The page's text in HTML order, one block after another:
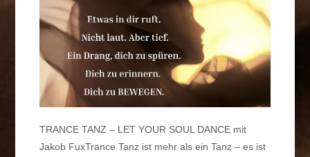
TRANCE TANZ – LET YOUR SOUL DANCE mit
Jakob FuxTrance Tanz ist mehr als ein Tanz – es ist